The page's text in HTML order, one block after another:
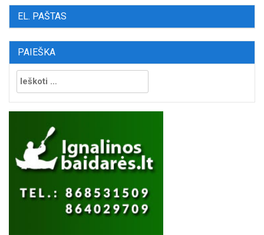
EL. PAŠTAS
PAIEŠKA
Ieškoti: